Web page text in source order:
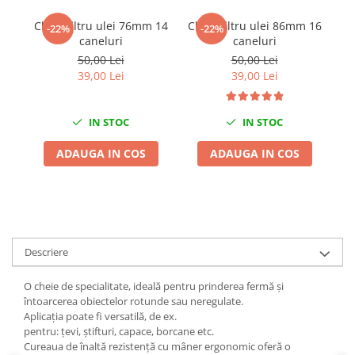
Chei de Forta
Chei Dinamometrice
Ciocane Dalti si Dornuri
Scule Electrice
Aeroterme si Incalzitoare
Aparate de spalat cu presiune
Masini de polishat
Pistoale aer cald
Pistoale de lipit
Pistoale electrice de impact
Polizoare unghiulare
-22%
Cheie filtru ulei 76mm 14
caneluri
50,00 Lei
39,00 Lei
IN STOC
ADAUGA IN COS
-22%
Cheie filtru ulei 86mm 16
caneluri
50,00 Lei
39,00 Lei
IN STOC
ADAUGA IN COS
Descriere
O cheie de specialitate, ideală pentru prinderea fermă și
întoarcerea obiectelor rotunde sau neregulate.
Aplicația poate fi versatilă, de ex.
pentru: țevi, știfturi, capace, borcane etc.
Cureaua de înaltă rezistență cu mâner ergonomic oferă o